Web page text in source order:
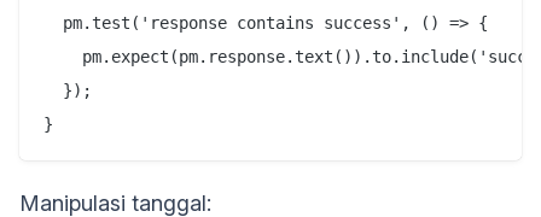
  pm.test('response contains success', () => {
  });
Manipulasi tanggal: